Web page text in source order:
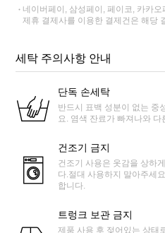
네이버페이, 삼성페이, 페이코, 카카
제휴 결제사를 이용한 결제건은 해당
세탁 주의사항 안내
단독 손세탁
반드시 표백 성분이 없는 중
요. 염색 잔료가 빠져나와
건조기 금지
건조기 사용은 옷감을 상하
다.절대 사용하지 말아주세
합니다.
트렁크 보관 금지
제품 사용 후 젖어있는 상태